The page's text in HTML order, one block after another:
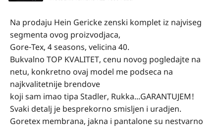
Na prodaju Hein Gericke zenski komplet iz najviseg
segmenta ovog proizvodjaca,
Gore-Tex, 4 seasons, velicina 40.
Bukvalno TOP KVALITET, cenu novog pogledajte na
netu, konkretno ovaj model me podseca na
najkvalitetnije brendove
koji sam imao tipa Stadler, Rukka...GARANTUJEM!
Svaki detalj je besprekorno smisljen i uradjen.
Goretex membrana, jakna i pantalone su nestvarno